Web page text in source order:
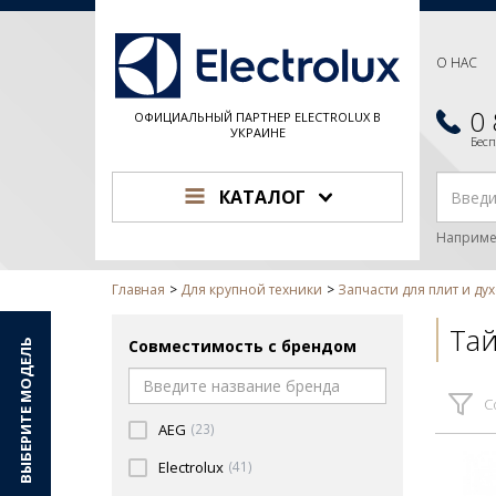
ОФИЦИАЛЬНЫЙ ПАРТНЕР ELECTROLUX В
УКРАИНЕ
О НАС
0
КАТАЛОГ
Главная Для крупной техники Запчасти для плит и
Совместимость с брендом
AEG (23)
Electrolux (41)
ВЫБЕРИТЕ МОДЕЛЬ